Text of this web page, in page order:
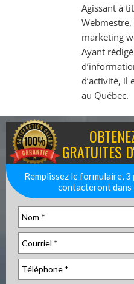
Agissant à
marketing
Ayant
d’activité, il
au Québec.
GRATUITES
Remplissez le formulaire,
contacteront dans